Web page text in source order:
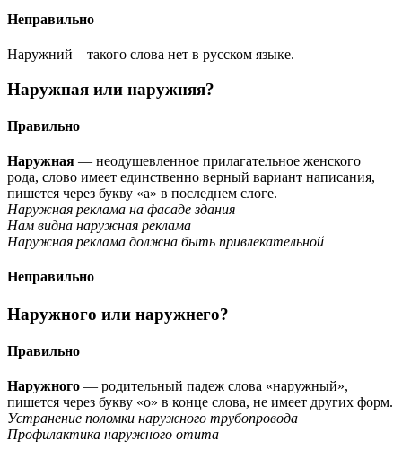
Неправильно
Наружний – такого слова нет в русском языке.
Наружная или наружняя?
Правильно
Наружная — неодушевленное прилагательное женского
рода, слово имеет единственно верный вариант написания,
пишется через букву «а» в последнем слоге.
Наружная реклама на фасаде здания
Нам видна наружная реклама
Наружная реклама должна быть привлекательной
Неправильно
Наружного или наружнего?
Правильно
Наружного — родительный падеж слова «наружный»,
пишется через букву «о» в конце слова, не имеет других форм.
Устранение поломки наружного трубопровода
Профилактика наружного отита